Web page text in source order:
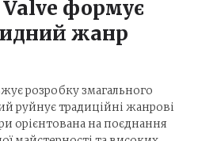
Valve формує
жанр
розробку змагального
руйнує традиційні жанрові
орієнтована на поєднання